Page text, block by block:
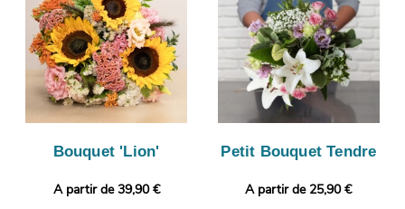
Bouquet 'Lion'
A partir de 39,90 €
Petit Bouquet Tendre
A partir de 25,90 €